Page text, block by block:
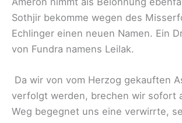
Sothjir bekomme wegen des
Echlinger einen neuen Namen. Ein
von Fundra namens Leilak.
Da wir von vom Herzog gekauften
verfolgt werden, brechen wir sofort
Weg begegnet uns eine verwirrte,